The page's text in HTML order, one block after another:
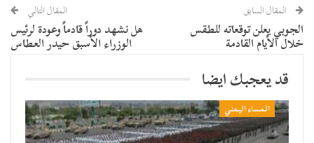
المقال السابق
الجوبي يعلن توقعاته للطقس
خلال الأيام القادمة
المقال التالي
هل نشهد دوراً قادماً وعودة لرئيس
الوزراء الأسبق حيدر العطاس
قد يعجبك ايضا
المساء اليمني